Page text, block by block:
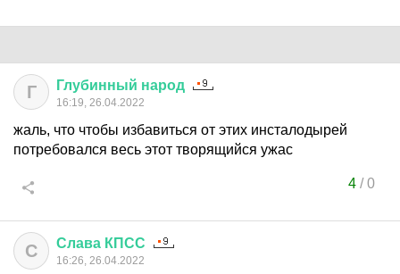
Г Глубинный народ
16:19, 26.04.2022
жаль, что чтобы избавиться от этих инсталодырей
потребовался весь этот творящийся ужас
4/0
С Слава КПСС
16:26, 26.04.2022